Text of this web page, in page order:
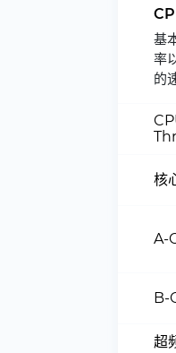
基
率
的
核
A-
B-
超